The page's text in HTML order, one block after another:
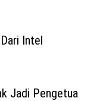
Intel
Jadi Pengetua